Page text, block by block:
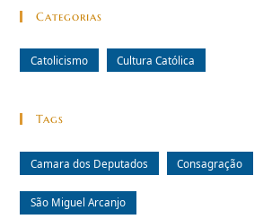
Categorias
Catolicismo Cultura Católica
Tags
Camara dos Deputados Consagração
São Miguel Arcanjo